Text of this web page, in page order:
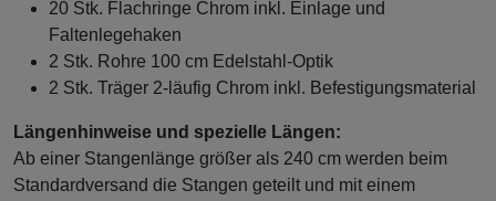
20 Stk. Flachringe Chrom inkl. Einlage und
Faltenlegehaken
2 Stk. Rohre 100 cm Edelstahl-Optik
2 Stk. Träger 2-läufig Chrom inkl. Befestigungsmaterial
Längenhinweise und spezielle Längen:
Ab einer Stangenlänge größer als 240 cm werden beim
Standardversand die Stangen geteilt und mit einem